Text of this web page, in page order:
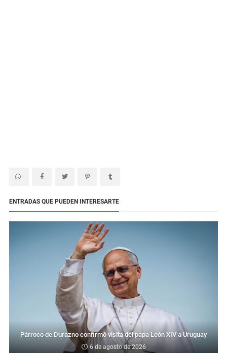
ENTRADAS QUE PUEDEN INTERESARTE
Párroco de Durazno confirmó visita del papa León XIV a Uruguay
6 de agosto de 2026